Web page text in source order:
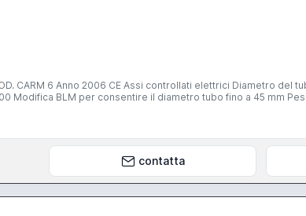
da 8 a 35 mm. Lunghezza del
tipo
contatta